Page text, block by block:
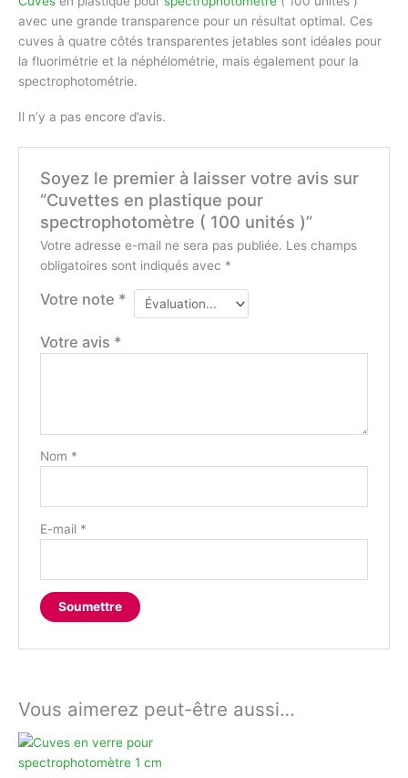
avec une grande transparence pour un résultat optimal. Ces
cuves à quatre côtés transparentes jetables sont idéales pour
la fluorimétrie et la néphélométrie, mais également pour la
spectrophotométrie.
Il n’y a pas encore d’avis.
Soyez le premier à laisser votre avis sur
“Cuvettes en plastique pour
spectrophotomètre ( 100 unités )”
Votre adresse e-mail ne sera pas publiée. Les champs
obligatoires sont indiqués avec *
Votre note *
Votre avis *
Nom *
E-mail *
Vous aimerez peut-être aussi…